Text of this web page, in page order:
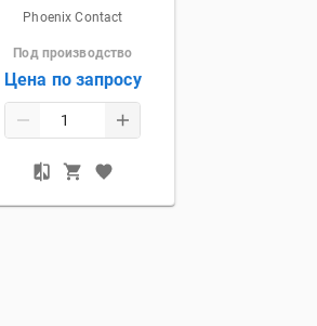
Phoenix Contact
Под производство
Цена по запросу